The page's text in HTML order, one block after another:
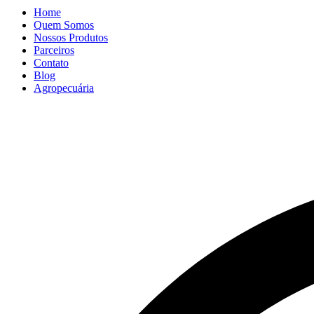
Home
Quem Somos
Nossos Produtos
Parceiros
Contato
Blog
Agropecuária